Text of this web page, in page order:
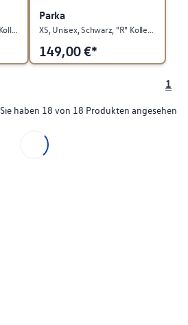
S, Herren, Dunkelblau, "R" Kollektion
Parka
XS, Unisex, Schwarz, "R" Kollektion
149,00€*
1
Sie haben 18 von 18 Produkten angesehen